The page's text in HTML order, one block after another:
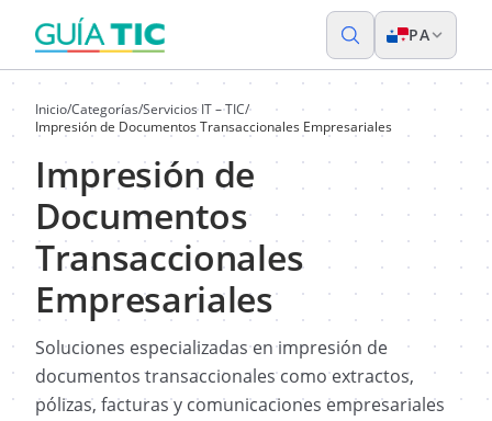
PA
Inicio/Categorías/Servicios IT – TIC/
Impresión de Documentos Transaccionales Empresariales
Impresión de
Documentos
Transaccionales
Empresariales
Soluciones especializadas en impresión de
documentos transaccionales como extractos,
pólizas, facturas y comunicaciones empresariales